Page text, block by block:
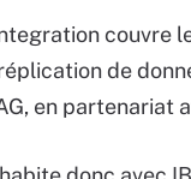
couvre
de
en partenariat